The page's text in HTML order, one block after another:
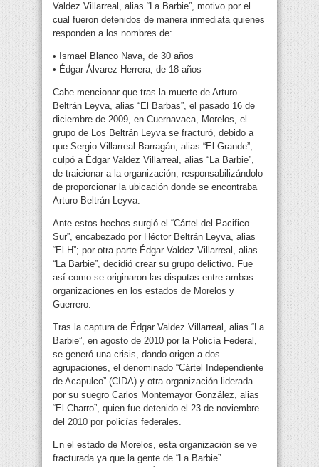
Valdez Villarreal, alias “La Barbie”, motivo por el
cual fueron detenidos de manera inmediata quienes
responden a los nombres de:
• Ismael Blanco Nava, de 30 años
• Édgar Álvarez Herrera, de 18 años
Cabe mencionar que tras la muerte de Arturo
Beltrán Leyva, alias “El Barbas”, el pasado 16 de
diciembre de 2009, en Cuernavaca, Morelos, el
grupo de Los Beltrán Leyva se fracturó, debido a
que Sergio Villarreal Barragán, alias “El Grande”,
culpó a Édgar Valdez Villarreal, alias “La Barbie”,
de traicionar a la organización, responsabilizándolo
de proporcionar la ubicación donde se encontraba
Arturo Beltrán Leyva.
Ante estos hechos surgió el “Cártel del Pacifico
Sur”, encabezado por Héctor Beltrán Leyva, alias
“El H”; por otra parte Édgar Valdez Villarreal, alias
“La Barbie”, decidió crear su grupo delictivo. Fue
así como se originaron las disputas entre ambas
organizaciones en los estados de Morelos y
Guerrero.
Tras la captura de Édgar Valdez Villarreal, alias “La
Barbie”, en agosto de 2010 por la Policía Federal,
se generó una crisis, dando origen a dos
agrupaciones, el denominado “Cártel Independiente
de Acapulco” (CIDA) y otra organización liderada
por su suegro Carlos Montemayor González, alias
“El Charro”, quien fue detenido el 23 de noviembre
del 2010 por policías federales.
En el estado de Morelos, esta organización se ve
fracturada ya que la gente de “La Barbie”